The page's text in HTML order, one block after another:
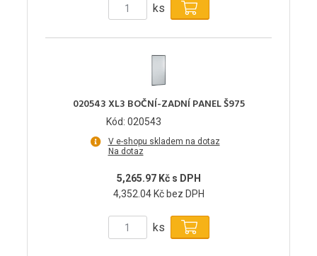
ks
020543 XL3 BOČNÍ-ZADNÍ PANEL Š975
Kód: 020543
V e-shopu skladem na dotaz
Na dotaz
5,265.97 Kč s DPH
4,352.04 Kč bez DPH
ks